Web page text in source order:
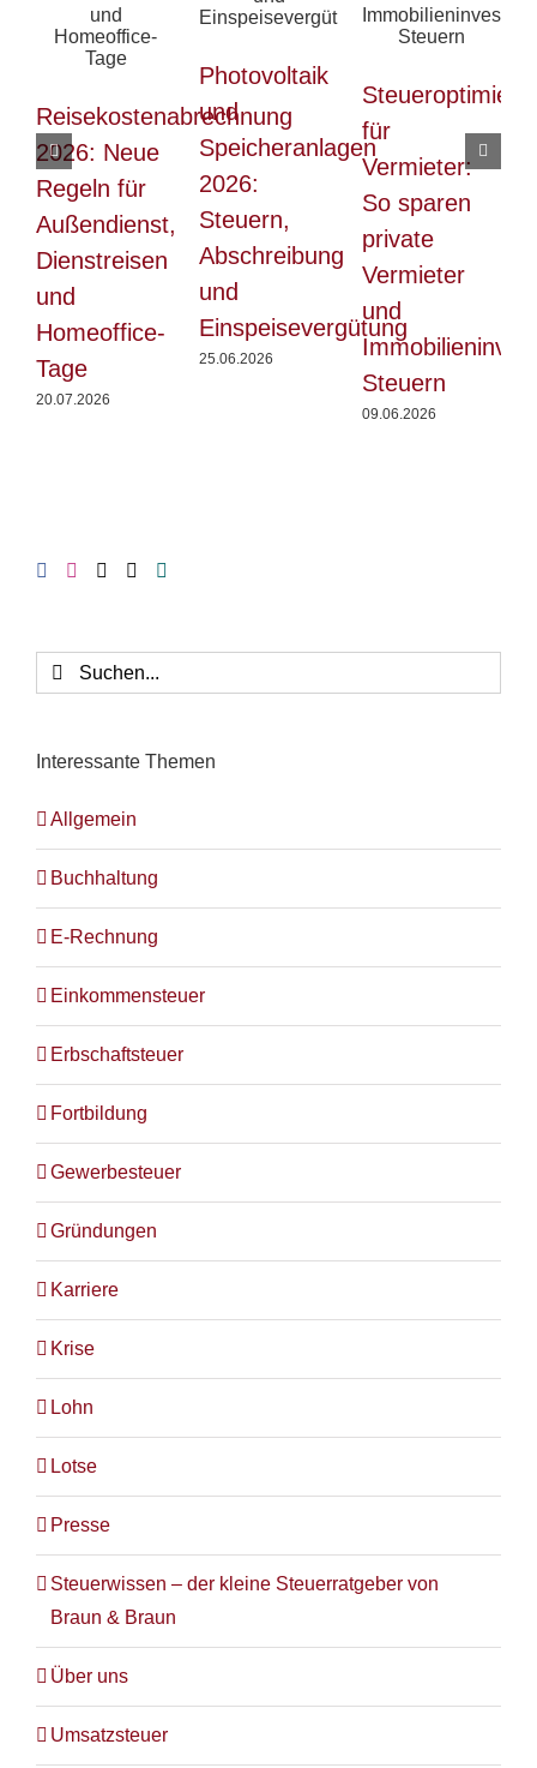
Reisekostenabrechnung
2026: Neue
Regeln für
Außendienst,
Dienstreisen
und
Homeoffice-
Tage
20.07.2026
Photovoltaik
und
Speicheranlagen
2026:
Steuern,
Abschreibung
und
Einspeisevergütung
25.06.2026
für
Vermieter:
So sparen
private
Vermieter
und
Steuern
09.06.2026
Suche
nach:
Interessante Themen
Allgemein
Buchhaltung
E-Rechnung
Einkommensteuer
Erbschaftsteuer
Fortbildung
Gewerbesteuer
Gründungen
Karriere
Krise
Lohn
Lotse
Presse
Steuerwissen – der kleine Steuerratgeber von
Braun & Braun
Über uns
Umsatzsteuer